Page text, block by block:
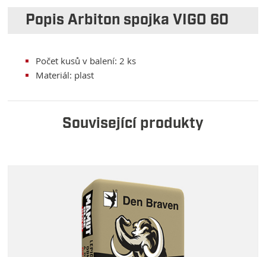
Popis Arbiton spojka VIGO 60
Počet kusů v balení: 2 ks
Materiál: plast
Související produkty